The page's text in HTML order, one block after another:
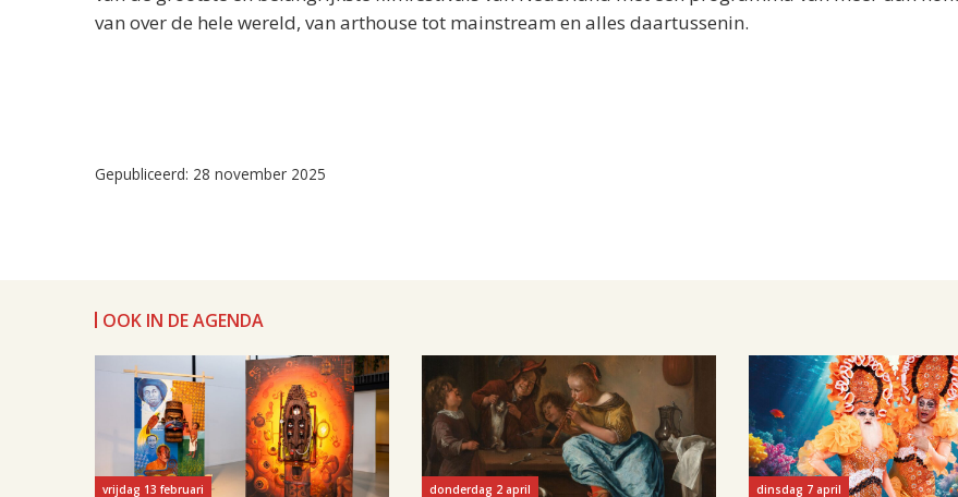
van over de hele wereld, van arthouse tot mainstream en alles daartussenin.
Gepubliceerd: 28 november 2025
OOK IN DE AGENDA
vrijdag 13 februari donderdag 2 april dinsdag 7 april